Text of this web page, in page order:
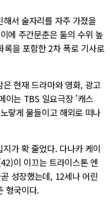
서 술자리를 자주 가졌을
에 주간문춘은 둘의 수위 높
을 포함한 2차 폭로 기사로
현재 드라마와 영화, 광고
이는 TBS 일요극장 '캐스
랗게 물들이고 해외로 떠나
가 확 줄었다. 다나카 케이
이 이끄는 트라이스톤 엔
성장했는데, 12세나 어린
형국이다.